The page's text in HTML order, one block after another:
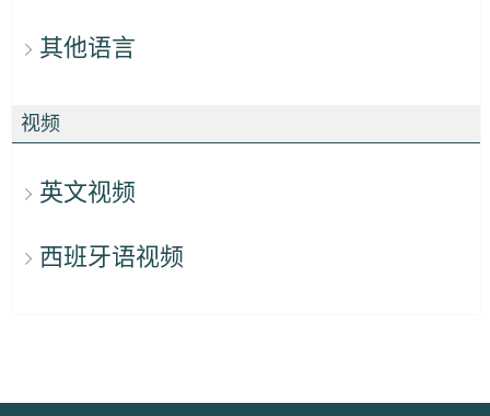
其他语言
视频
英文视频
西班牙语视频